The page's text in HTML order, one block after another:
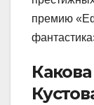
премию